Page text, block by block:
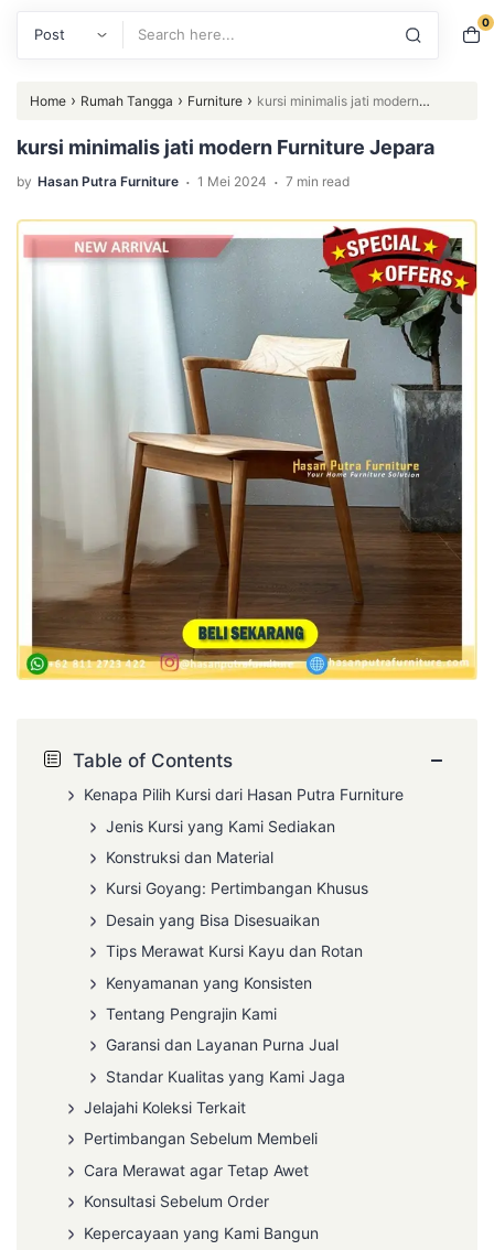
0
Home › Rumah Tangga › Furniture › kursi minimalis jati modern
Furniture Jepara
kursi minimalis jati modern Furniture Jepara
by Hasan Putra Furniture . 1 Mei 2024 . 7 min read
Table of Contents −
Kenapa Pilih Kursi dari Hasan Putra Furniture
Jenis Kursi yang Kami Sediakan
Konstruksi dan Material
Kursi Goyang: Pertimbangan Khusus
Desain yang Bisa Disesuaikan
Tips Merawat Kursi Kayu dan Rotan
Kenyamanan yang Konsisten
Tentang Pengrajin Kami
Garansi dan Layanan Purna Jual
Standar Kualitas yang Kami Jaga
Jelajahi Koleksi Terkait
Pertimbangan Sebelum Membeli
Cara Merawat agar Tetap Awet
Konsultasi Sebelum Order
Kepercayaan yang Kami Bangun